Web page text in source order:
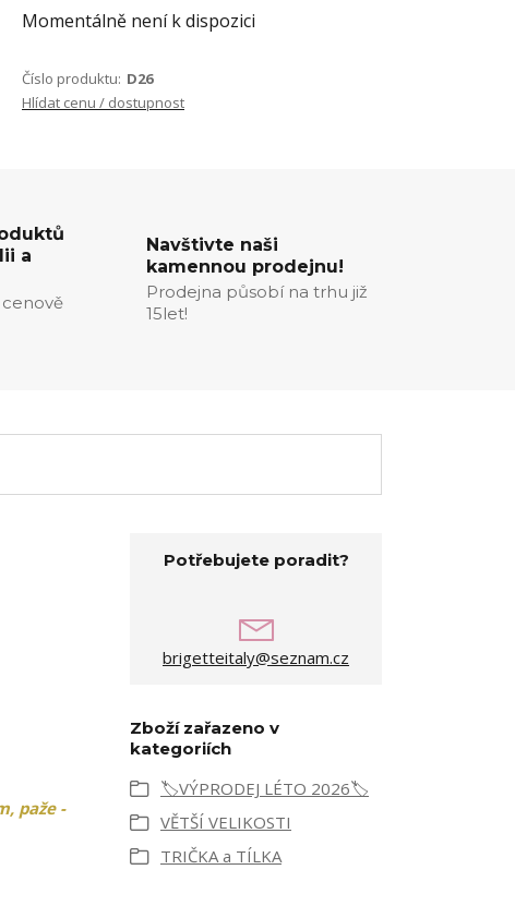
Momentálně není k dispozici
Číslo produktu: D26
Hlídat cenu / dostupnost
a
Navštivte naši
kamennou prodejnu!
Prodejna působí na trhu již
15let!
paže -
Potřebujete poradit?
brigetteitaly@seznam.cz
Zboží zařazeno v
kategoriích
🏷️VÝPRODEJ LÉTO 2026🏷️
VĚTŠÍ VELIKOSTI
TRIČKA a TÍLKA